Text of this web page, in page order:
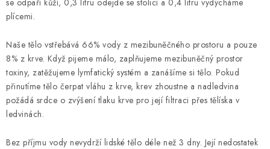
OBLEČENÍ
VÝŽIVA
SPORTY
MEGA SLEVY
se odpaří kůží, 0,3 litru odejde se stolicí a 0,4 litru vydýcháme
plícemi.
Naše tělo vstřebává 66% vody z mezibuněčného prostoru a pouze
8% z krve. Když pijeme málo, zaplňujeme mezibuněčný prostor
toxiny, zatěžujeme lymfatický systém a zanášíme si tělo. Pokud
přinutíme tělo čerpat vláhu z krve, krev zhoustne a nadledvina
požádá srdce o zvýšení tlaku krve pro její filtraci přes tělíska v
ledvinách.
Bez příjmu vody nevydrží lidské tělo déle než 3 dny. Její nedostatek